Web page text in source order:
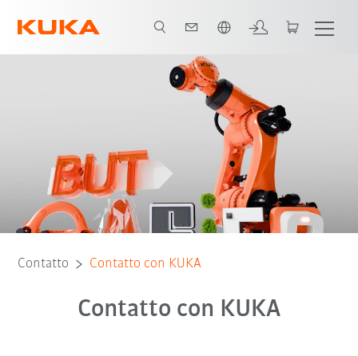
Contatto Contatto con KUKA
Contatto con KUKA